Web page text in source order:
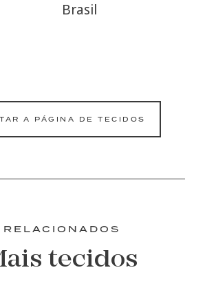
Brasil
A PÁGINA DE TECIDOS
RELACIONADOS
tecidos